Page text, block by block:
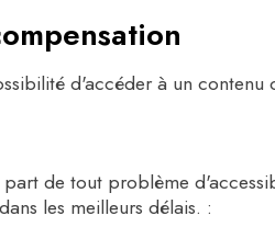
d'accéder à un
de tout problème
les meilleurs délais. :